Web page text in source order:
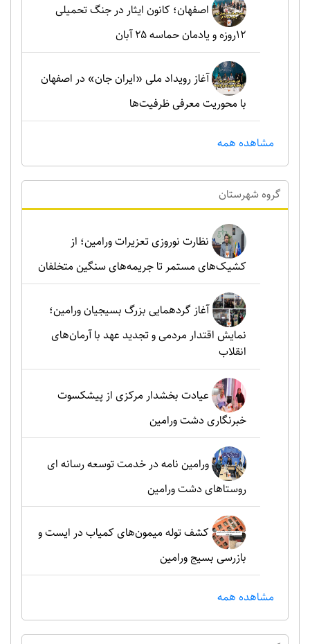
اصفهان؛ کانون ایثار در جنگ تحمیلی
۱۲روزه و یادمان حماسه ۲۵ آبان
آغاز رویداد ملی «ایران جان» در اصفهان
با محوریت معرفی ظرفیت‌ها
مشاهده همه
گروه شهرستان
نظارت نوروزی تعزیرات ورامین؛ از
کشیک‌های مستمر تا جریمه‌های سنگین متخلفان
آغاز گردهمایی بزرگ بسیجیان ورامین؛
نمایش اقتدار مردمی و تجدید عهد با آرمان‌های
انقلاب
عیادت بخشدار مرکزی از پیشکسوت
خبرنگاری دشت ورامین
ورامین نامه در خدمت توسعه رسانه ای
روستاهای دشت ورامین
کشف توله میمون‌های کمیاب در ایست و
بازرسی بسیج ورامین
مشاهده همه